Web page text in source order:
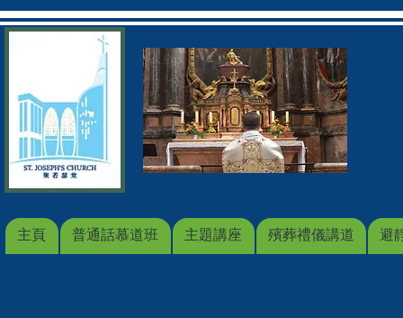
主頁 普通話慕道班 主題講座 殯葬禮儀講道 避